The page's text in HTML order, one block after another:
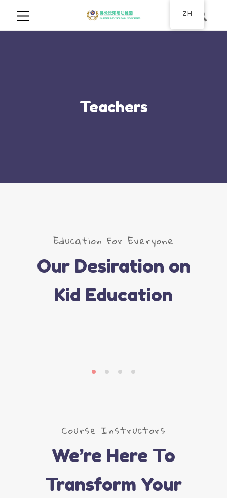
Teachers
Education For Everyone
Our Desiration on
Kid Education
Course Instructors
We’re Here To
Transform Your
ZH